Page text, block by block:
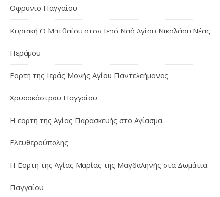
Οφρύνιο Παγγαίου
Κυριακή Θ΄ Ματθαίου στον Ιερό Ναό Αγίου Νικολάου Νέας
Περάμου
Εορτή της Ιεράς Μονής Αγίου Παντελεήμονος
Χρυσοκάστρου Παγγαίου
Η εορτή της Αγίας Παρασκευής στο Αγίασμα
Ελευθερούπολης
H Εορτή της Αγίας Μαρίας της Μαγδαληνής στα Δωμάτια
Παγγαίου